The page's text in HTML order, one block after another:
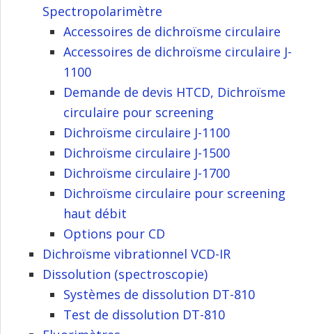
Spectropolarimètre
Accessoires de dichroïsme circulaire
Accessoires de dichroïsme circulaire J-
1100
Demande de devis HTCD, Dichroïsme
circulaire pour screening
Dichroïsme circulaire J-1100
Dichroïsme circulaire J-1500
Dichroïsme circulaire J-1700
Dichroïsme circulaire pour screening
haut débit
Options pour CD
Dichroïsme vibrationnel VCD-IR
Dissolution (spectroscopie)
Systèmes de dissolution DT-810
Test de dissolution DT-810